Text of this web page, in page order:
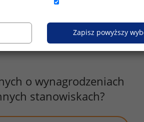
o wynagrodzeniach
stanowiskach?
Zapisz powyższy